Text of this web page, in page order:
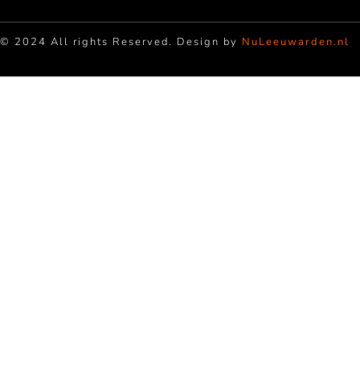
© 2024 All rights Reserved. Design by NuLeeuwarden.nl